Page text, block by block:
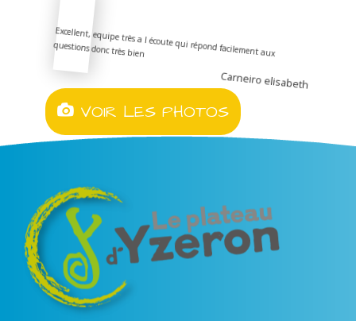
Excellent, equipe très a l écoute qui répond facilement aux
questions donc très bien
Carneiro elisabeth
VOIR LES PHOTOS